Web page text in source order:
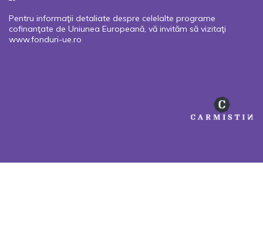
Pentru informaţii detaliate despre celelalte programe
cofinanţate de Uniunea Europeană, vă invităm să vizitaţi
www.fonduri-ue.ro